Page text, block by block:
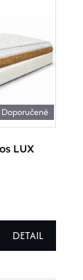
Doporučené
LUX
DETAIL